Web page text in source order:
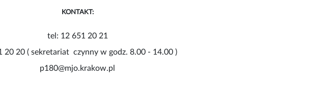
KONTAKT:
tel: 12 651 20 21
20 20 ( sekretariat czynny w godz. 8.00 - 14.00 )
p180@mjo.krakow.pl